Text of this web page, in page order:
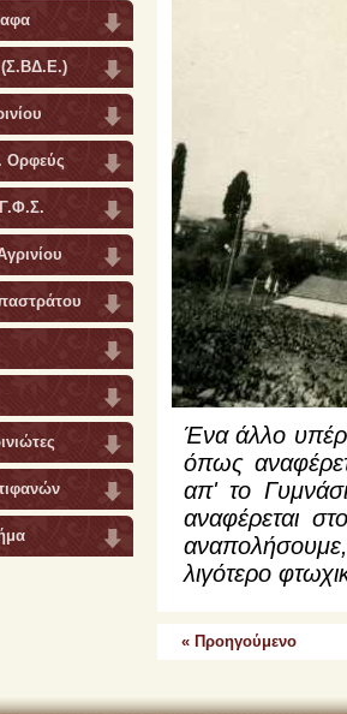
(Σ.ΒΔ.Ε.)
Ορφεύς
Γ.Φ.Σ.
Ένα άλλο
όπως
απ' το
αναφέρεται
λιγότερο
« Προηγούμενο